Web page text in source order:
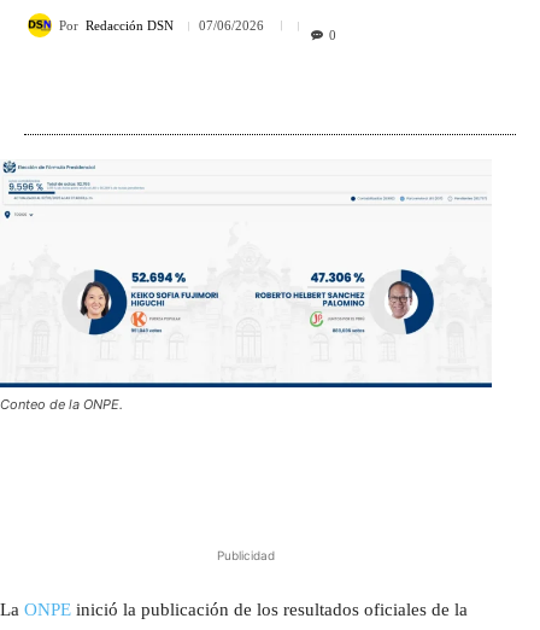
Por Redacción DSN 07/06/2026
0
Conteo de la ONPE.
Publicidad
La ONPE inició la publicación de los resultados oficiales de la